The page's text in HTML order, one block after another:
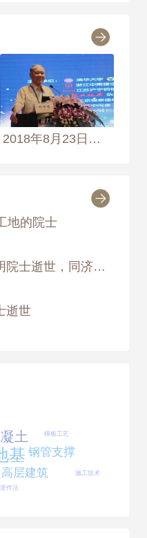
科学技术进步
2018年8月23日至24日，第七届全国钢结构工程技术交流会在杭州召开。图为中国工程院院士、全国钢结构工程技术学术委员会主任委员叶可明讲话。
地的院士
同济大学杰出校友叶可明院士逝世，同济师生深切缅怀
逝世
基
土
层建筑
钢管支撑
模板工艺
逆作法
施工技术